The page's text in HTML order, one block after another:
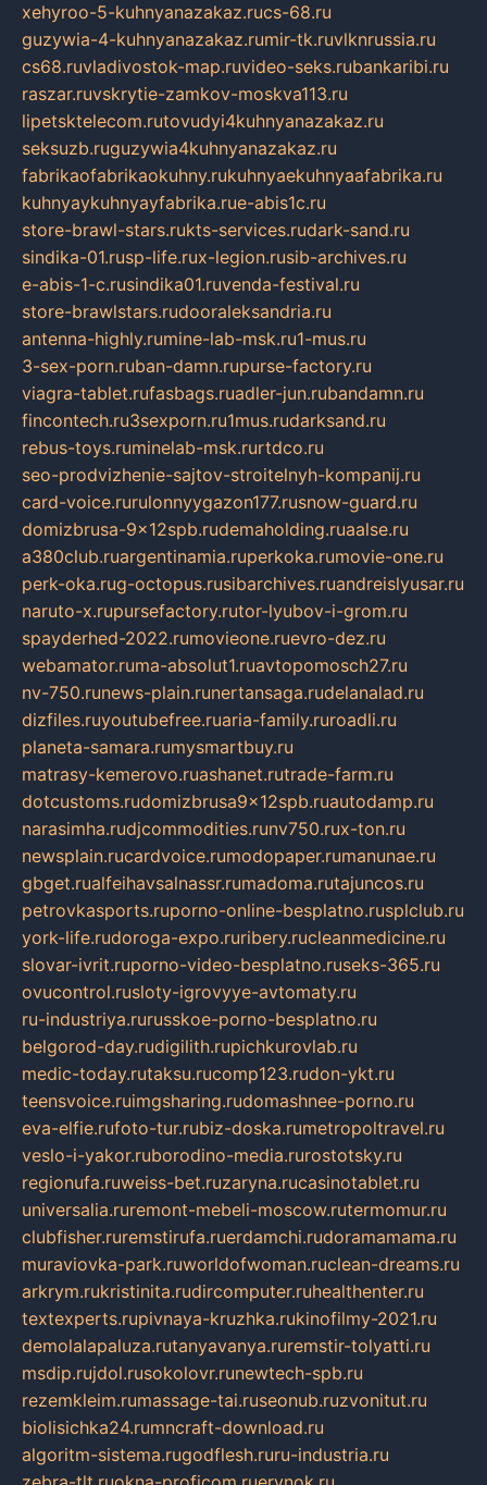
xehyroo-5-kuhnyanazakaz.rucs-68.ru
guzywia-4-kuhnyanazakaz.rumir-tk.ruvlknrussia.ru
cs68.ruvladivostok-map.ruvideo-seks.rubankaribi.ru
raszar.ruvskrytie-zamkov-moskva113.ru
lipetsktelecom.rutovudyi4kuhnyanazakaz.ru
seksuzb.ruguzywia4kuhnyanazakaz.ru
fabrikaofabrikaokuhny.rukuhnyaekuhnyaafabrika.ru
kuhnyaykuhnyayfabrika.rue-abis1c.ru
store-brawl-stars.rukts-services.rudark-sand.ru
sindika-01.rusp-life.rux-legion.rusib-archives.ru
e-abis-1-c.rusindika01.ruvenda-festival.ru
store-brawlstars.rudooraleksandria.ru
antenna-highly.rumine-lab-msk.ru1-mus.ru
3-sex-porn.ruban-damn.rupurse-factory.ru
viagra-tablet.rufasbags.ruadler-jun.rubandamn.ru
fincontech.ru3sexporn.ru1mus.rudarksand.ru
rebus-toys.ruminelab-msk.rurtdco.ru
seo-prodvizhenie-sajtov-stroitelnyh-kompanij.ru
card-voice.rurulonnyygazon177.rusnow-guard.ru
domizbrusa-9x12spb.rudemaholding.ruaalse.ru
a380club.ruargentinamia.ruperkoka.rumovie-one.ru
perk-oka.rug-octopus.rusibarchives.ruandreislyusar.ru
naruto-x.rupursefactory.rutor-lyubov-i-grom.ru
spayderhed-2022.rumovieone.ruevro-dez.ru
webamator.ruma-absolut1.ruavtopomosch27.ru
nv-750.runews-plain.runertansaga.rudelanalad.ru
dizfiles.ruyoutubefree.ruaria-family.ruroadli.ru
planeta-samara.rumysmartbuy.ru
matrasy-kemerovo.ruashanet.rutrade-farm.ru
dotcustoms.rudomizbrusa9x12spb.ruautodamp.ru
narasimha.rudjcommodities.runv750.rux-ton.ru
newsplain.rucardvoice.rumodopaper.rumanunae.ru
gbget.rualfeihavsalnassr.rumadoma.rutajuncos.ru
petrovkasports.ruporno-online-besplatno.rusplclub.ru
york-life.rudoroga-expo.ruribery.rucleanmedicine.ru
slovar-ivrit.ruporno-video-besplatno.ruseks-365.ru
ovucontrol.rusloty-igrovyye-avtomaty.ru
ru-industriya.rurusskoe-porno-besplatno.ru
belgorod-day.rudigilith.rupichkurovlab.ru
medic-today.rutaksu.rucomp123.rudon-ykt.ru
teensvoice.ruimgsharing.rudomashnee-porno.ru
eva-elfie.rufoto-tur.rubiz-doska.rumetropoltravel.ru
veslo-i-yakor.ruborodino-media.rurostotsky.ru
regionufa.ruweiss-bet.ruzaryna.rucasinotablet.ru
universalia.ruremont-mebeli-moscow.rutermomur.ru
clubfisher.ruremstirufa.ruerdamchi.rudoramamama.ru
muraviovka-park.ruworldofwoman.ruclean-dreams.ru
arkrym.rukristinita.rudircomputer.ruhealthenter.ru
textexperts.rupivnaya-kruzhka.rukinofilmy-2021.ru
demolalapaluza.rutanyavanya.ruremstir-tolyatti.ru
msdip.rujdol.rusokolovr.runewtech-spb.ru
rezemkleim.rumassage-tai.ruseonub.ruzvonitut.ru
biolisichka24.rumncraft-download.ru
algoritm-sistema.rugodflesh.ruru-industria.ru